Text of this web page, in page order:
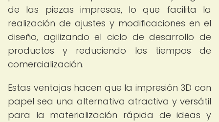
de las piezas impresas, lo que facilita la
realización de ajustes y modificaciones en el
diseño, agilizando el ciclo de desarrollo de
productos y reduciendo los tiempos de
comercialización.
Estas ventajas hacen que la impresión 3D con
papel sea una alternativa atractiva y versátil
para la materialización rápida de ideas y